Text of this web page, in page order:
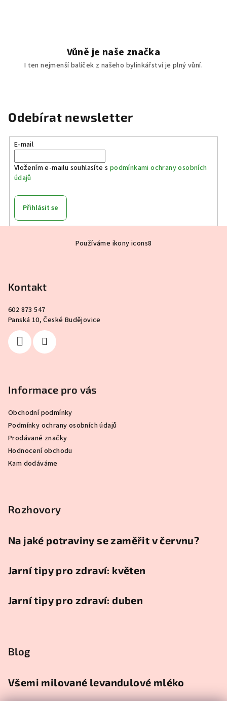
Vůně je naše značka
I ten nejmenší balíček z našeho bylinkářství je plný vůní.
Odebírat newsletter
E-mail
Vložením e-mailu souhlasíte s podmínkami ochrany osobních
údajů
Přihlásit se
Používáme ikony icons8
Kontakt
602 873 547
Panská 10, České Budějovice
Informace pro vás
Obchodní podmínky
Podmínky ochrany osobních údajů
Prodávané značky
Hodnocení obchodu
Kam dodáváme
Rozhovory
Na jaké potraviny se zaměřit v červnu?
Jarní tipy pro zdraví: květen
Jarní tipy pro zdraví: duben
Blog
Všemi milované levandulové mléko